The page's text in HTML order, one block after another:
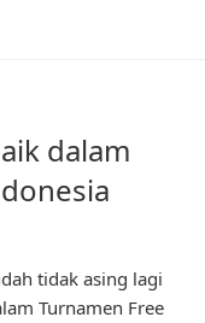
dalam
tidak asing lagi
Turnamen Free